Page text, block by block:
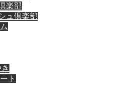
楽部
ュ倶楽部
ト